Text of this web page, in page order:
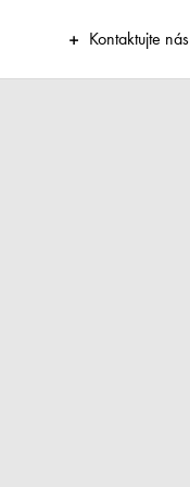
Kontaktujte nás